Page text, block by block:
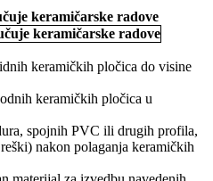
keramičarske radove
keramičkih pločica do visine
keramičkih pločica u
spojnih PVC ili drugih profila,
nakon polaganja keramičkih